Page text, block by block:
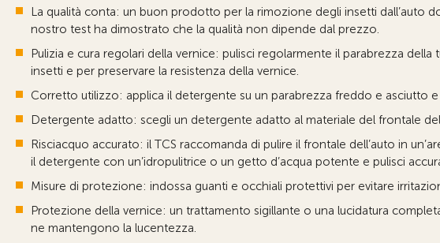
La qualità conta: un buon prodotto per la rimozione degli insetti dall’auto
nostro test ha dimostrato che la qualità non dipende dal prezzo.
Pulizia e cura regolari della vernice: pulisci regolarmente il parabrezza
insetti e per preservare la resistenza della vernice.
Corretto utilizzo: applica il detergente su un parabrezza freddo e asciutto
Detergente adatto: scegli un detergente adatto al materiale del frontale
Risciacquo accurato: il TCS raccomanda di pulire il frontale dell’auto in
il detergente con un’idropulitrice o un getto d’acqua potente e pulisci
Misure di protezione: indossa guanti e occhiali protettivi per evitare
Protezione della vernice: un trattamento sigillante o una lucidatura
ne mantengono la lucentezza.